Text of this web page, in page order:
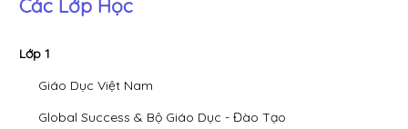
Các Lớp Học
Lớp 1
Giáo Dục Việt Nam
Global Success & Bộ Giáo Dục - Đào Tạo